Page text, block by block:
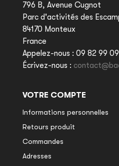
796 B, Avenue Cugnot
Parc d'activités des
84170 Monteux
France
Appelez-nous : 09 82 99
Écrivez-nous :
VOTRE COMPTE
Informations personnelles
Retours produit
Commandes
Adresses